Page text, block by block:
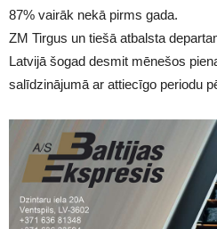
87% vairāk nekā pirms gada.
ZM Tirgus un tiešā atbalsta
Latvijā šogad desmit mēnešos
salīdzinājumā ar attiecīgo periodu